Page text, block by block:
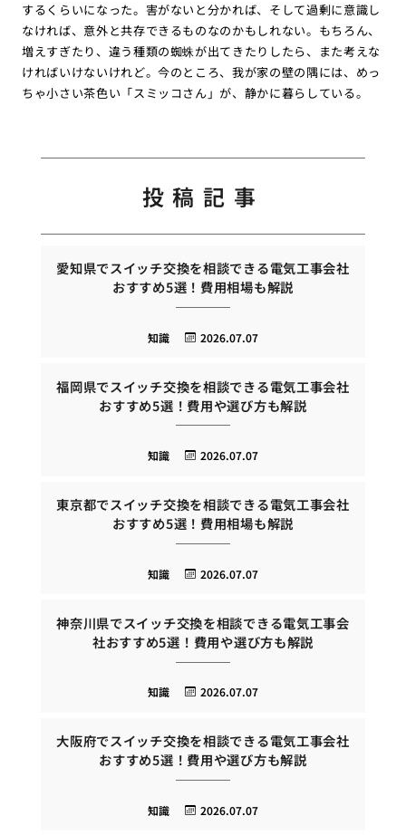
するくらいになった。害がないと分かれば、そして過剰に意識し
なければ、意外と共存できるものなのかもしれない。もちろん、
増えすぎたり、違う種類の蜘蛛が出てきたりしたら、また考えな
ければいけないけれど。今のところ、我が家の壁の隅には、めっ
ちゃ小さい茶色い「スミッコさん」が、静かに暮らしている。
投稿記事
愛知県でスイッチ交換を相談できる電気工事会社
おすすめ5選！費用相場も解説
2026.07.07
知識
福岡県でスイッチ交換を相談できる電気工事会社
おすすめ5選！費用や選び方も解説
2026.07.07
知識
東京都でスイッチ交換を相談できる電気工事会社
おすすめ5選！費用相場も解説
2026.07.07
知識
神奈川県でスイッチ交換を相談できる電気工事会
社おすすめ5選！費用や選び方も解説
2026.07.07
知識
大阪府でスイッチ交換を相談できる電気工事会社
おすすめ5選！費用や選び方も解説
2026.07.07
知識